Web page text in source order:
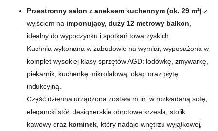
Przestronny salon z aneksem kuchennym (ok. 29 m²) z
wyjściem na imponujący, duży 12 metrowy balkon
idealny do wypoczynku i spotkań towarzyskich.
Kuchnia wykonana w zabudowie na wymiar, wyposażona w
komplet wysokiej klasy sprzętów AGD: lodówkę, zmywarkę,
piekarnik, kuchenkę mikrofalową, okap oraz płytę
indukcyjną.
Część dzienna urządzona została m.in. w rozkładaną sofę,
elegancki stół, designerskie obrotowe krzesła, stolik
kawowy oraz kominek , który nadaje wnętrzu wyjątkowej,